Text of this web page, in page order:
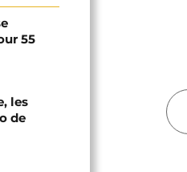
55
les
de